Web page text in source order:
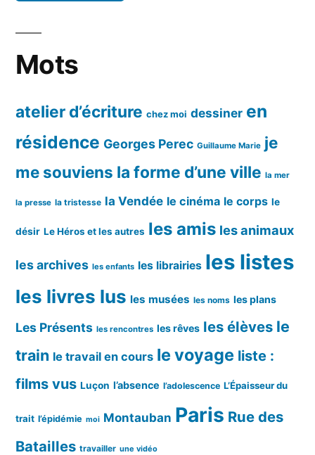
Mots
atelier d’écriture chez moi dessiner en
résidence Georges Perec Guillaume Marie je
me souviens la forme d’une ville la mer
la presse la tristesse la Vendée le cinéma le corps le
désir Le Héros et les autres les amis les animaux
les archives les enfants les librairies les listes
les livres lus les musées les noms les plans
Les Présents les rencontres les rêves les élèves le
train le travail en cours le voyage liste :
films vus Luçon l’absence l’adolescence L’Épaisseur du
trait l’épidémie moi Montauban Paris Rue des
Batailles travailler une vidéo